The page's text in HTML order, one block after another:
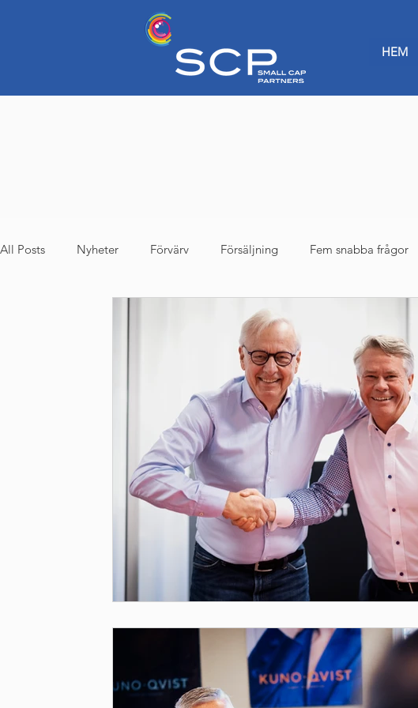
HEM
All Posts Nyheter Förvärv Försäljning Fem snabba frågor